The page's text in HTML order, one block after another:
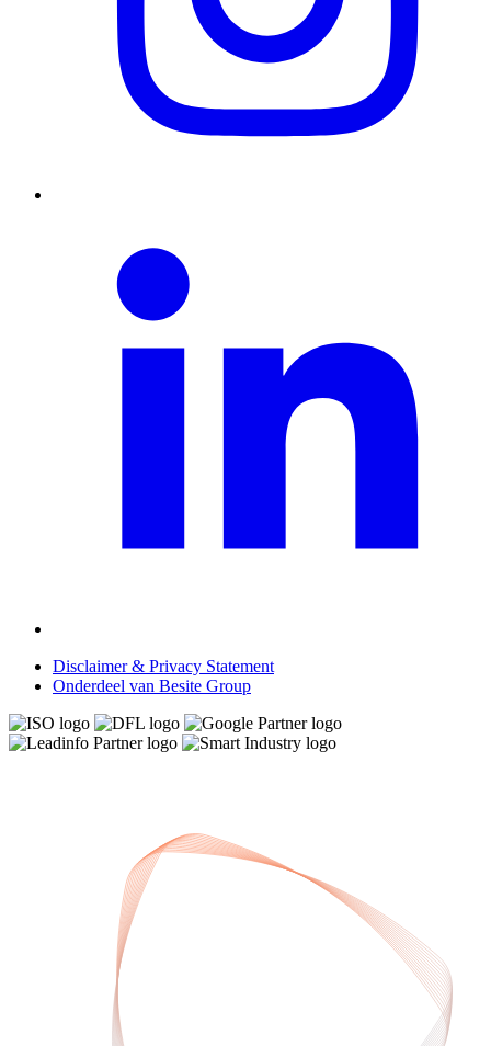
Disclaimer & Privacy Statement
Onderdeel van Besite Group